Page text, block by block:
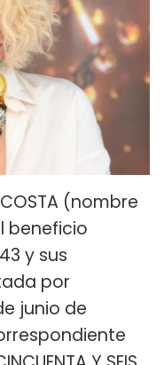
(nombre
beneficio
y sus
por
junio de